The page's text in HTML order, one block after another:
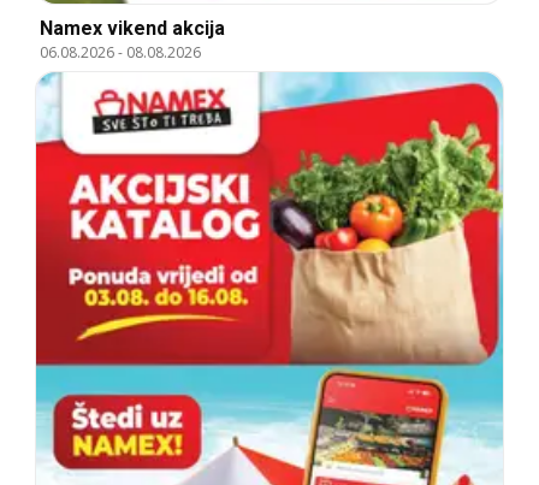
Namex vikend akcija
06.08.2026- 08.08.2026